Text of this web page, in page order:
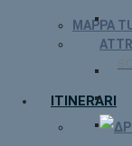
MAPPA
ITINERARI